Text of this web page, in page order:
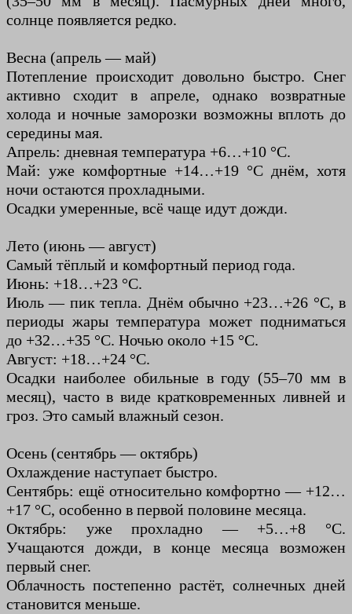
солнце появляется редко.
Весна (апрель — май)
Потепление происходит довольно быстро. Снег
активно сходит в апреле, однако возвратные
холода и ночные заморозки возможны вплоть до
середины мая.
Апрель: дневная температура +6…+10 °C.
Май: уже комфортные +14…+19 °C днём, хотя
ночи остаются прохладными.
Осадки умеренные, всё чаще идут дожди.
Лето (июнь — август)
Самый тёплый и комфортный период года.
Июнь: +18…+23 °C.
Июль — пик тепла. Днём обычно +23…+26 °C, в
периоды жары температура может подниматься
до +32…+35 °C. Ночью около +15 °C.
Август: +18…+24 °C.
Осадки наиболее обильные в году (55–70 мм в
месяц), часто в виде кратковременных ливней и
гроз. Это самый влажный сезон.
Осень (сентябрь — октябрь)
Охлаждение наступает быстро.
Сентябрь: ещё относительно комфортно — +12…
+17 °C, особенно в первой половине месяца.
Октябрь: уже прохладно — +5…+8 °C.
Учащаются дожди, в конце месяца возможен
первый снег.
Облачность постепенно растёт, солнечных дней
становится меньше.